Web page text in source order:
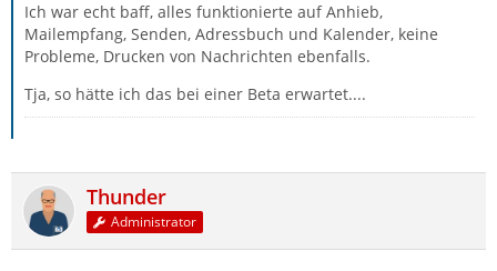
Ich war echt baff, alles funktionierte auf Anhieb,
Mailempfang, Senden, Adressbuch und Kalender, keine
Probleme, Drucken von Nachrichten ebenfalls.
Tja, so hätte ich das bei einer Beta erwartet....
Thunder
Administrator